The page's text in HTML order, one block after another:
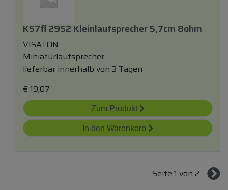
K57fl 2952 Kleinlautsprecher 5,7cm 8ohm
VISATON
Miniaturlautsprecher
lieferbar innerhalb von 3 Tagen
€ 19,07
Zum Produkt
In den Warenkorb
Seite 1 von 2